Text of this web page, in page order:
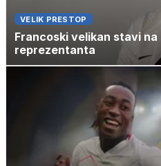
VELIK PRESTOP
Francoski velikan stavi
reprezentanta